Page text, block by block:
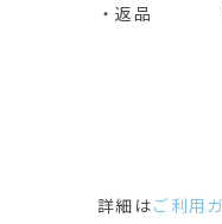
・返品
詳細はご利用